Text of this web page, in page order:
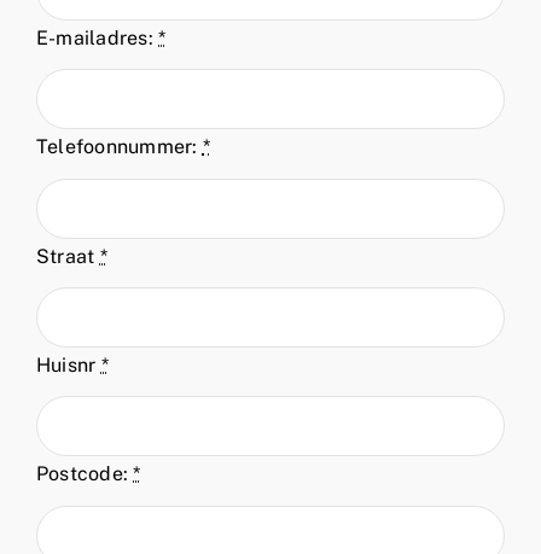
E-mailadres:*
Telefoonnummer: *
Straat *
Huisnr *
Postcode:*